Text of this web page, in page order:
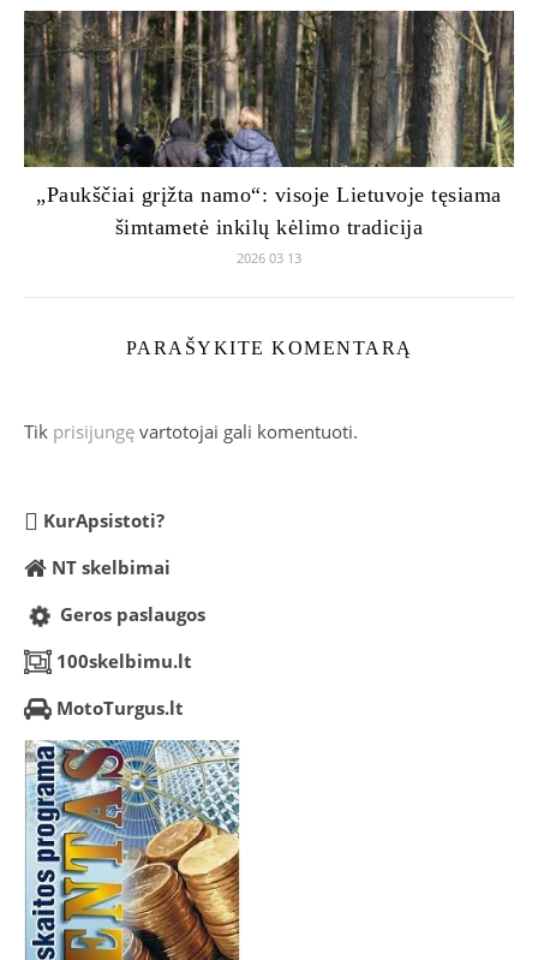
„Paukščiai grįžta namo“: visoje Lietuvoje tęsiama
šimtametė inkilų kėlimo tradicija
2026 03 13
PARAŠYKITE KOMENTARĄ
Tik prisijungę vartotojai gali komentuoti.
KurApsistoti?
NT skelbimai
Geros paslaugos
100skelbimu.lt
MotoTurgus.lt